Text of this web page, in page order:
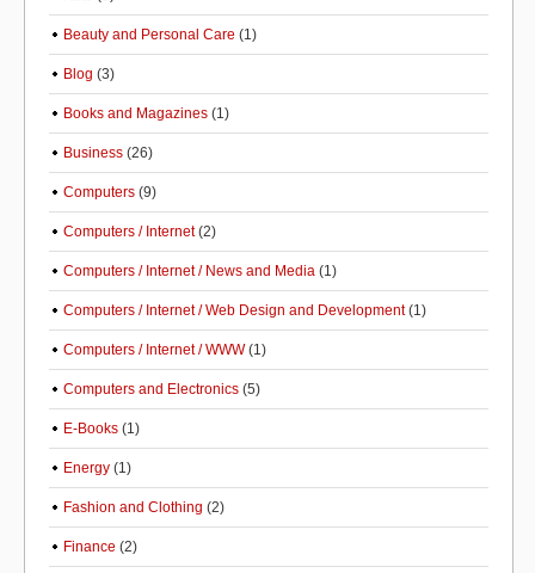
Beauty and Personal Care (1)
Blog (3)
Books and Magazines (1)
Business (26)
Computers (9)
Computers / Internet(2)
Computers / Internet / News and Media (1)
Computers / Internet / Web Design and Development(1)
Computers / Internet / WWW(1)
Computers and Electronics (5)
E-Books (1)
Energy (1)
Fashion and Clothing (2)
Finance (2)